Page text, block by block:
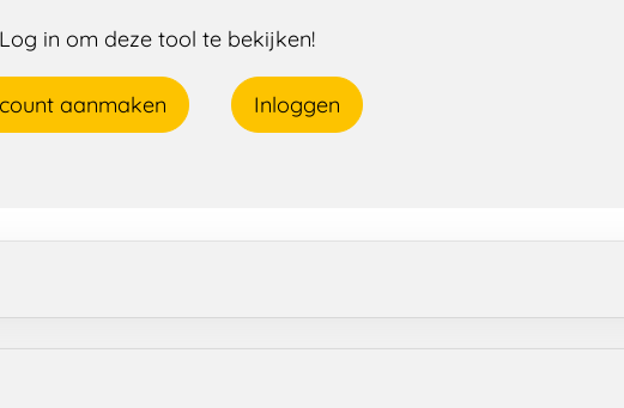
Log in om deze tool te bekijken!
aanmaken Inloggen